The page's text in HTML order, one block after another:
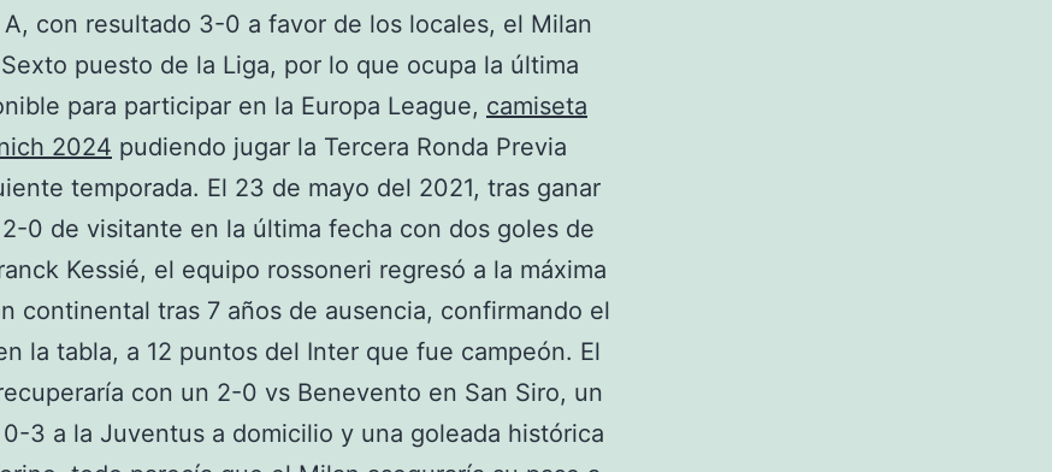
con resultado 3-0 a favor de los locales, el Milan
puesto de la Liga, por lo que ocupa la última
para participar en la Europa League, camiseta
2024 pudiendo jugar la Tercera Ronda Previa
temporada. El 23 de mayo del 2021, tras ganar
0 de visitante en la última fecha con dos goles de
Kessié, el equipo rossoneri regresó a la máxima
continental tras 7 años de ausencia, confirmando el
la tabla, a 12 puntos del Inter que fue campeón. El
con un 2-0 vs Benevento en San Siro, un
3 a la Juventus a domicilio y una goleada histórica